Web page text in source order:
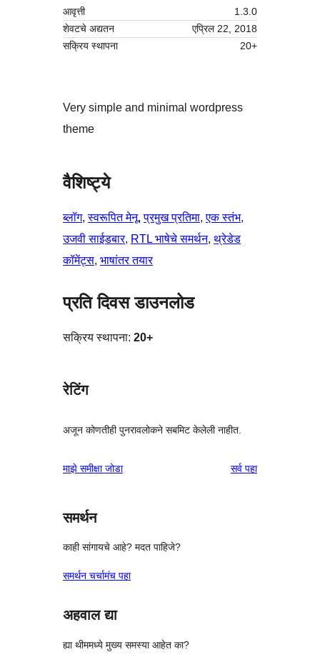
आवृत्ती
1.3.0
शेवटचे अद्यतन
एप्रिल 22, 2018
सक्रिय स्थापना
20+
Very simple and minimal wordpress
theme
वैशिष्ट्ये
ब्लॉग, स्वरूपित मेनू, प्रमुख प्रतिमा, एक स्तंभ
उजवी साईडबार, RTL भाषेचे समर्थन, थ्रेडेड
कॉमेंट्स, भाषांतर तयार
प्रति दिवस डाउनलोड
सक्रिय स्थापना: 20+
रेटिंग
अजून कोणतीही पुनरावलोकने सबमिट केलेली नाहीत.
माझे समीक्षा जोडा सर्वपुनरावलोकने
पहा
समर्थन
काही सांगायचे आहे? मदत पाहिजे?
समर्थन चर्चामंच पहा
अहवाल द्या
ह्या थीममध्ये मुख्य समस्या आहेत का?